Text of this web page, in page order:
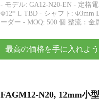
- モデル: GA12-N20-EN - 定格
Φ12* L TBD - シャフト: Φ3mm
ーダー - MOQ: 500 個 整流：金
最高の価格を手に入れよう
FAGM12-N20, 12mm小